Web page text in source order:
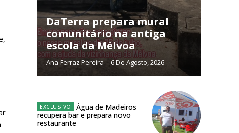
ANUAL
meses
online
DaTerra prepara mural
comunitário na antiga
escola da Mélvoa
Ana Ferraz Pereira - 6 De Agosto, 2026
Água de Madeiros
recupera bar e prepara novo
restaurante